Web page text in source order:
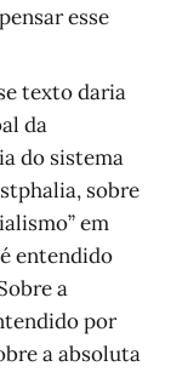
esse
texto daria
da
do sistema
sobre
em
entendido
a
por
a absoluta